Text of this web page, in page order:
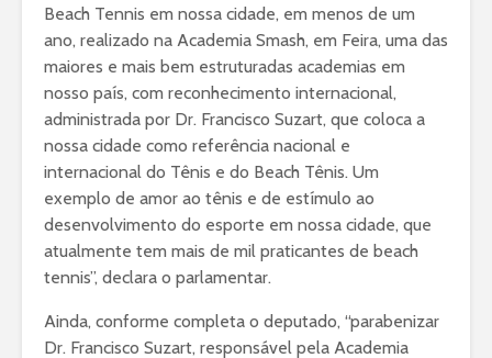
Beach Tennis em nossa cidade, em menos de um
ano, realizado na Academia Smash, em Feira, uma das
maiores e mais bem estruturadas academias em
nosso país, com reconhecimento internacional,
administrada por Dr. Francisco Suzart, que coloca a
nossa cidade como referência nacional e
internacional do Tênis e do Beach Tênis. Um
exemplo de amor ao tênis e de estímulo ao
desenvolvimento do esporte em nossa cidade, que
atualmente tem mais de mil praticantes de beach
tennis”, declara o parlamentar.
Ainda, conforme completa o deputado, “parabenizar
Dr. Francisco Suzart, responsável pela Academia